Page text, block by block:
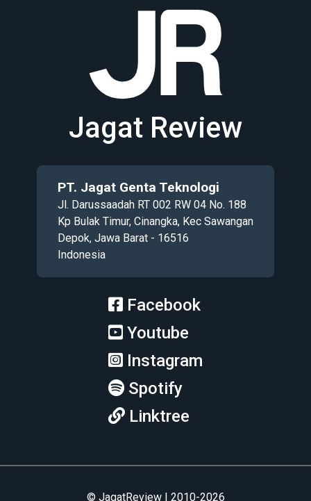
Jagat Review
PT. Jagat Genta Teknologi
Jl. Darussaadah RT 002 RW 04 No. 188
Kp Bulak Timur, Cinangka, Kec Sawangan
Depok, Jawa Barat - 16516
Indonesia
Facebook
Youtube
Instagram
Spotify
Linktree
© JagatReview | 2010-2026